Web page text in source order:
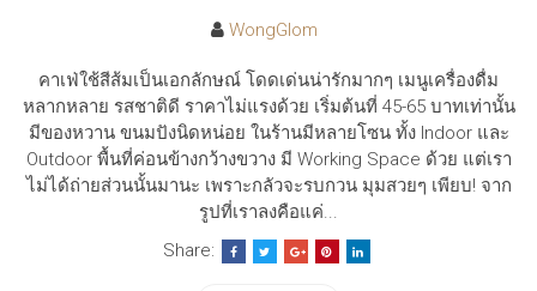
WongGlom
คาเฟ่ใช้สีส้มเป็นเอกลักษณ์ โดดเด่นน่ารักมากๆ เมนูเครื่องดื่ม
หลากหลาย รสชาติดี ราคาไม่แรงด้วย เริ่มต้นที่ 45-65 บาทเท่านั้น
มีของหวาน ขนมปังนิดหน่อย ในร้านมีหลายโซน ทั้ง Indoor และ
Outdoor พื้นที่ค่อนข้างกว้างขวาง มี Working Space ด้วย แต่เรา
ไม่ได้ถ่ายส่วนนั้นมานะ เพราะกลัวจะรบกวน มุมสวยๆ เพียบ! จาก
รูปที่เราลงคือแค่...
Share: